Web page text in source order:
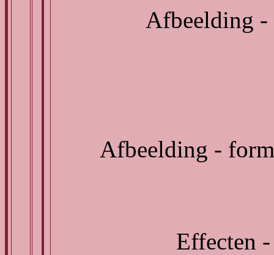
Afbeelding -
Afbeelding -
Effecten